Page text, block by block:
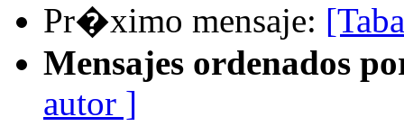
Pr�ximo mensaje:
Mensajes ordenados
autor ]